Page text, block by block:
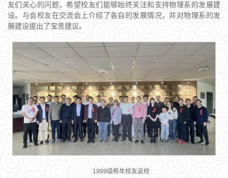
友们关心的问题，希望校友们能够始终关注和支持物理系的发展建
设。与会校友在交流会上介绍了各自的发展情况，并对物理系的发
展建设提出了宝贵建议。
1999级秩年校友返校